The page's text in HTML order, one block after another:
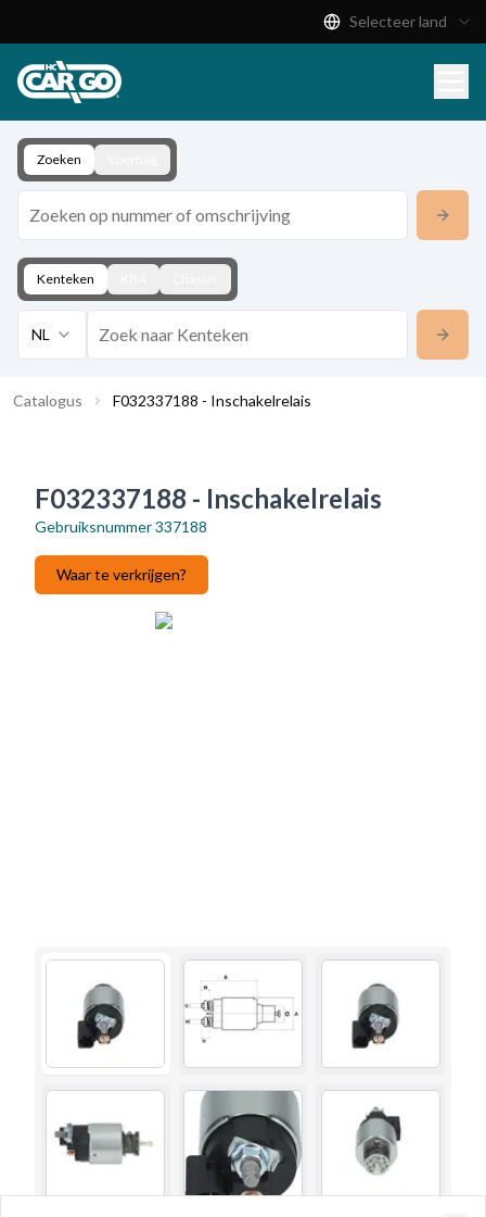
Download
Contact
Selecteer land
Zoeken
Kenteken
NL
Catalogus F032337188 - Inschakelrelais
F032337188 - Inschakelrelais
Gebruiksnummer337188
Waar te verkrijgen?